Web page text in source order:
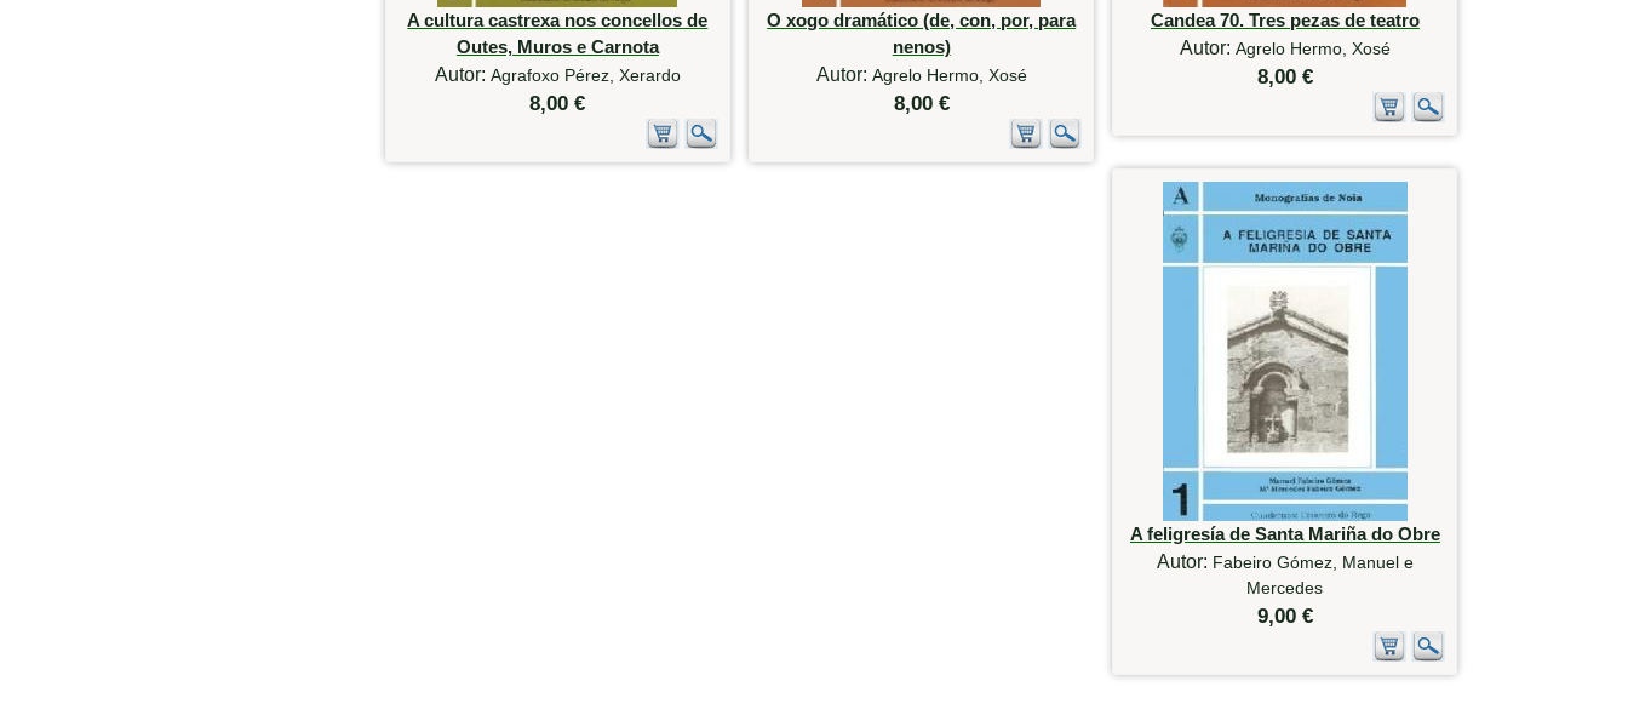
A cultura castrexa nos concellos de
Outes, Muros e Carnota
Autor: Agrafoxo Pérez, Xerardo
8,00 €
O xogo dramático (de, con, por, para
nenos)
Autor: Agrelo Hermo, Xosé
8,00 €
Candea 70. Tres pezas de teatro
Autor: Agrelo Hermo, Xosé
8,00 €
A feligresía de Santa Mariña do Obre
Autor: Fabeiro Gómez, Manuel e
Mercedes
9,00 €